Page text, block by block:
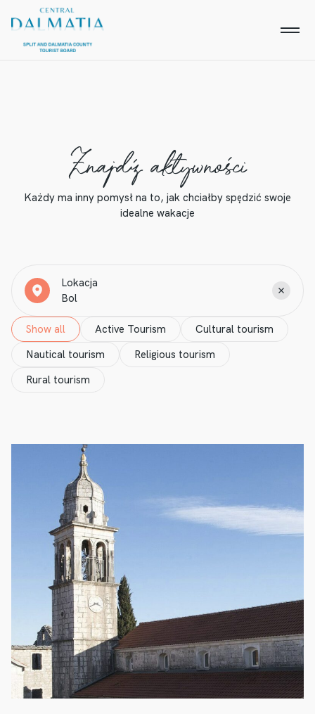
Znajdź aktywności
Każdy ma inny pomysł na to, jak chciałby spędzić swoje
idealne wakacje
Lokacja
Show all Active Tourism
Cultural tourism
Nautical tourism
Religious tourism
Rural tourism